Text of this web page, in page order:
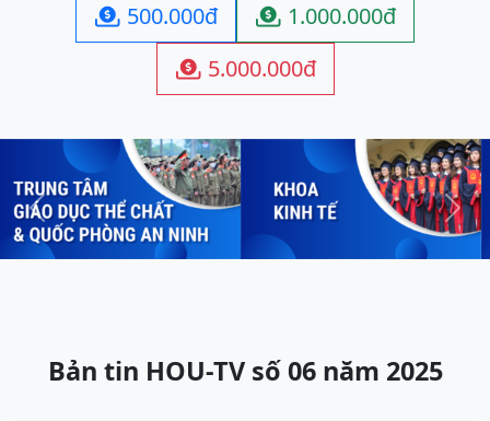
 500.000đ  1.000.000đ
 5.000.000đ
Previous Next
Bản tin HOU-TV số 06 năm 2025